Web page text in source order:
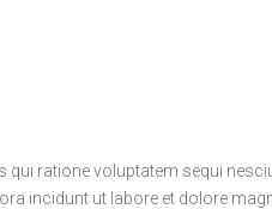
qui ratione voluptatem sequi
incidunt ut labore et dolore